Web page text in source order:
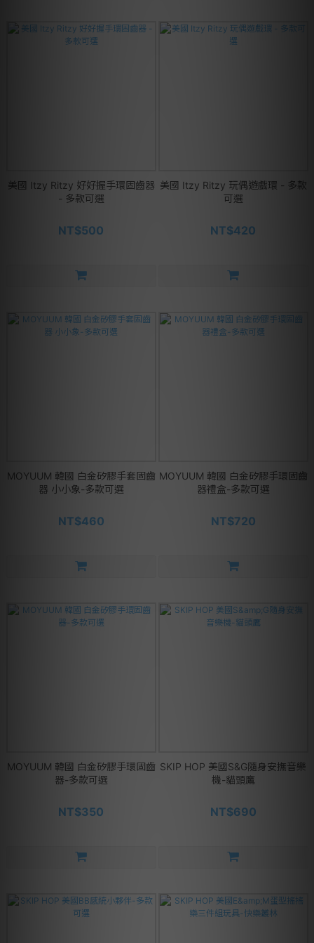
美國 Itzy Ritzy 好好握手環固齒器
- 多款可選
NT$500
美國 Itzy Ritzy 玩偶遊戲環 - 多款
可選
NT$420
MOYUUM 韓國 白金矽膠手套固齒
器 小小象-多款可選
NT$460
MOYUUM 韓國 白金矽膠手環固齒
器禮盒-多款可選
NT$720
MOYUUM 韓國 白金矽膠手環固齒
器-多款可選
NT$350
SKIP HOP 美國S&G隨身安撫音樂
機-貓頭鷹
NT$690